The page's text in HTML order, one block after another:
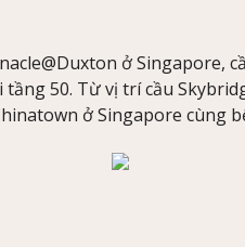
ở Singapore,
50. Từ vị trí cầu
ở Singapore cùng